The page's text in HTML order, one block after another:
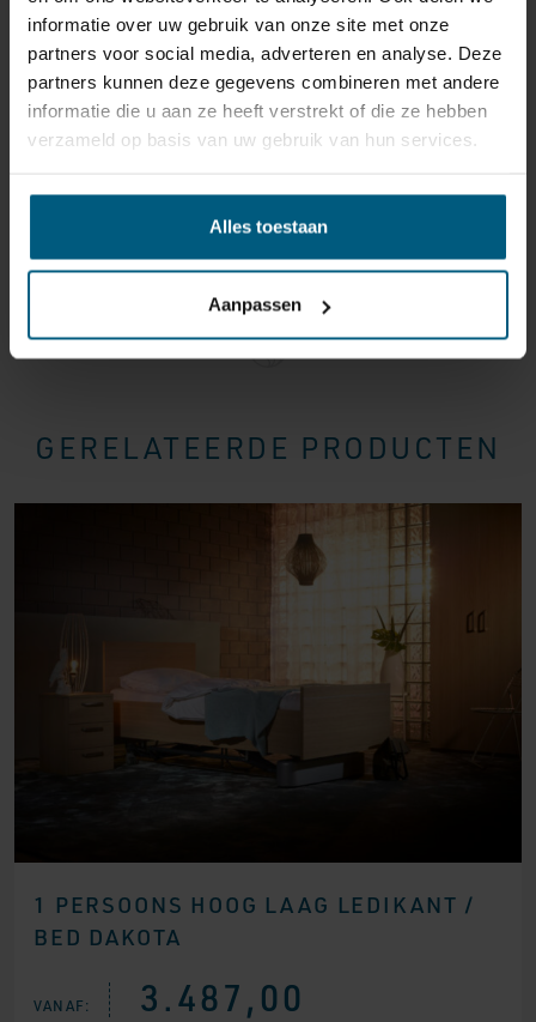
informatie over uw gebruik van onze site met onze
partners voor social media, adverteren en analyse. Deze
partners kunnen deze gegevens combineren met andere
informatie die u aan ze heeft verstrekt of die ze hebben
verzameld op basis van uw gebruik van hun services.
Alles toestaan
Aanpassen
reden ook is, u heeft het recht uw bestelling tot
dagen na ontvangst zonder opgave van reden te
annuleren . Behandel het product met zorg en zorg
ervoor dat deze bij het retour sturen goed verpakt is.
Mocht het product beschadigd zijn of is de verpakking
waardevermindering van het product aan u
GERELATEERDE PRODUCTEN
1 PERSOONS HOOG LAAG LEDIKANT /
BED DAKOTA
VANAF: 3.487,00